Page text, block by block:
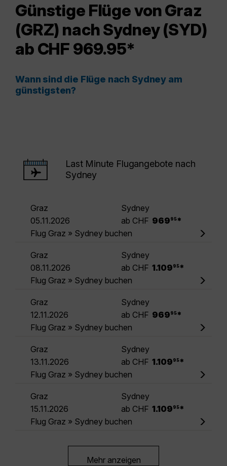
Günstige Flüge von Graz
(GRZ) nach Sydney (SYD)
ab CHF 969.95*
Wann sind die Flüge nach Sydney am
günstigsten?
Last Minute Flugangebote nach
Sydney
Graz
Sydney
05.11.2026
ab CHF 969 95 *
Flug Graz » Sydney buchen
Graz
Sydney
08.11.2026
ab CHF 1.109 95 *
Flug Graz » Sydney buchen
Graz
Sydney
12.11.2026
ab CHF 969 95 *
Flug Graz » Sydney buchen
Graz
Sydney
13.11.2026
ab CHF 1.109 95 *
Flug Graz » Sydney buchen
Graz
Sydney
15.11.2026
ab CHF 1.109 95 *
Flug Graz » Sydney buchen
Mehr anzeigen